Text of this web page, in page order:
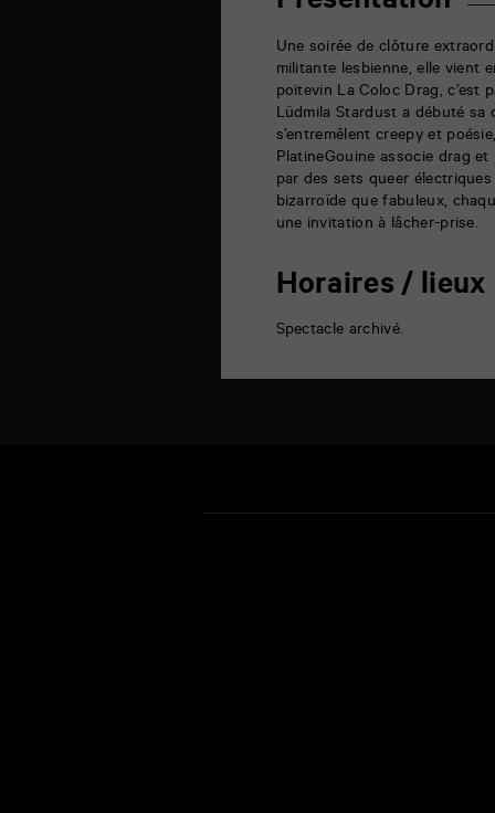
Une soirée de clôture
militante lesbienne, elle vient
poitevin La Coloc Drag, c’est
Lüdmila Stardust a débuté sa
s’entremêlent creepy et
PlatineGouine associe drag
par des sets queer
bizarroïde que fabuleux,
une invitation à lâcher-prise.
Horaires / lieux
Spectacle archivé.